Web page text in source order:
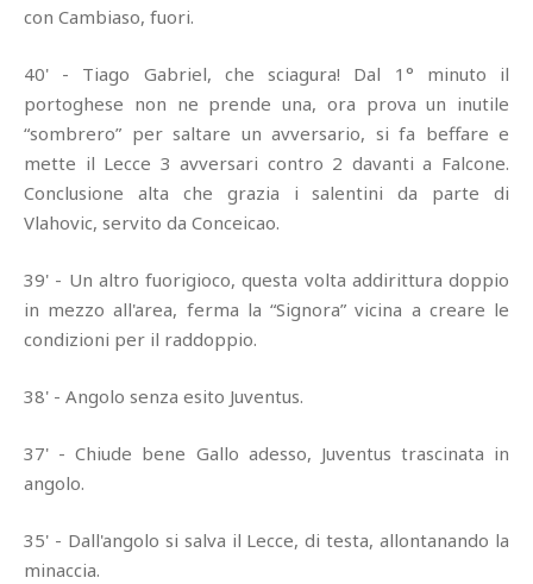
con Cambiaso, fuori.
40' - Tiago Gabriel, che sciagura! Dal 1° minuto il
portoghese non ne prende una, ora prova un inutile
“sombrero” per saltare un avversario, si fa beffare e
mette il Lecce 3 avversari contro 2 davanti a Falcone.
Conclusione alta che grazia i salentini da parte di
Vlahovic, servito da Conceicao.
39' - Un altro fuorigioco, questa volta addirittura doppio
in mezzo all'area, ferma la “Signora” vicina a creare le
condizioni per il raddoppio.
38' - Angolo senza esito Juventus.
37' - Chiude bene Gallo adesso, Juventus trascinata in
angolo.
35' - Dall'angolo si salva il Lecce, di testa, allontanando la
minaccia.